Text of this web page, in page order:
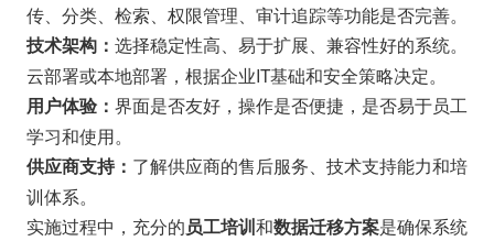
传、分类、检索、权限管理、审计追踪等功能是否完善。
技术架构： 选择稳定性高、易于扩展、兼容性好的系统。
云部署或本地部署，根据企业IT基础和安全策略决定。
用户体验： 界面是否友好，操作是否便捷，是否易于员工
学习和使用。
供应商支持： 了解供应商的售后服务、技术支持能力和培
训体系。
实施过程中，充分的员工培训和数据迁移方案是确保系统